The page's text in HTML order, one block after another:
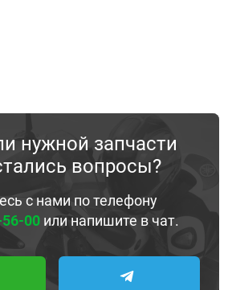
нужной запчасти
вопросы?
с нами по телефону
00или напишите в чат.